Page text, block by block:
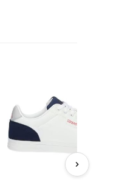
chevron_right